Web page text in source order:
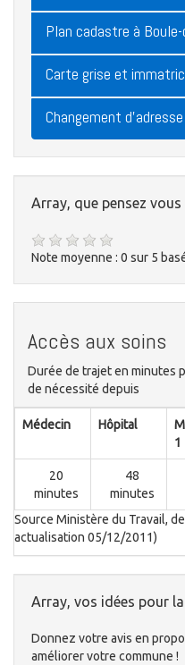
Plan cadastre à
Carte grise et
Changement
Array, que pensez
Note moyenne : 0 sur 5
Accès aux soins
Durée de trajet en minutes
de nécessité depuis
Médecin Hôpital
1
20
minutes
48
minutes
Source Ministère du Travail,
actualisation 05/12/2011)
Array, vos idées pour
Donnez votre avis en
améliorer votre commune !